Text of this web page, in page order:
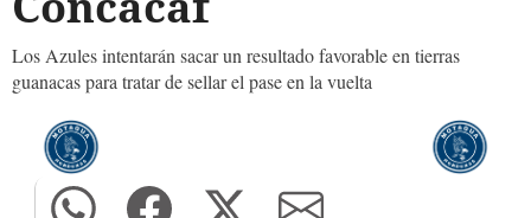
Los Azules intentarán sacar un resultado favorable en tierras
guanacas para tratar de sellar el pase en la vuelta